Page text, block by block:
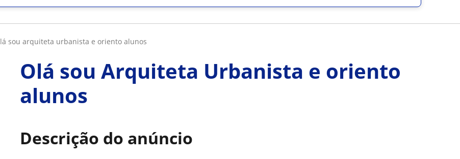
olá sou arquiteta urbanista e oriento alunos
Olá sou Arquiteta Urbanista e oriento
alunos
Descrição do anúncio